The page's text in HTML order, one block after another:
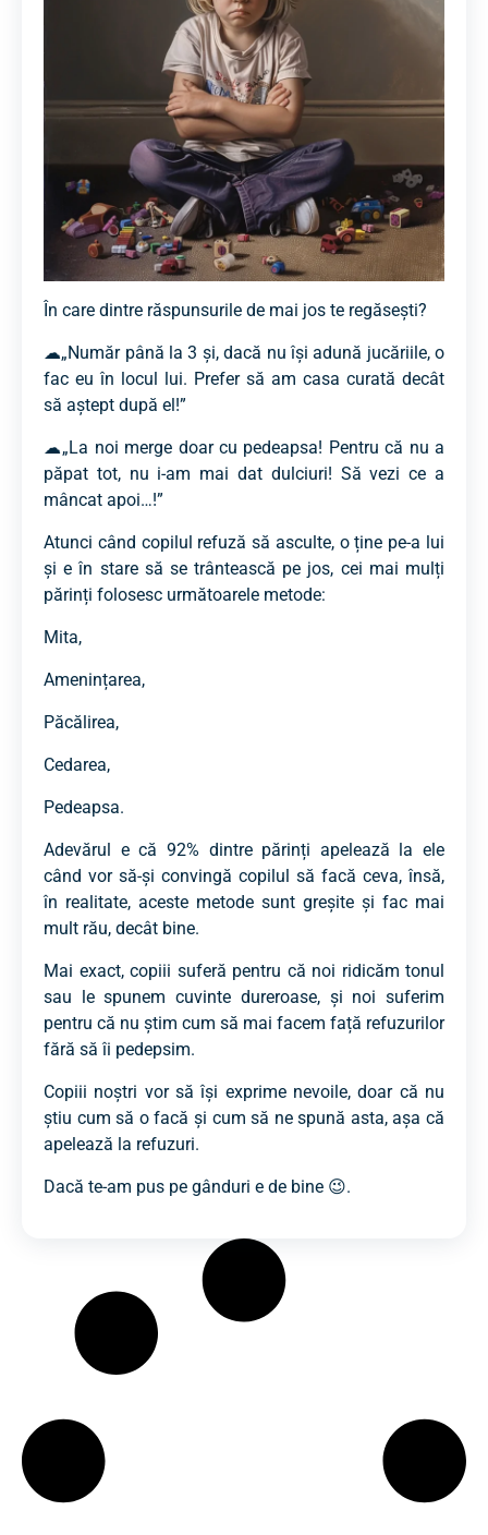
În care dintre răspunsurile de mai jos te regăsești?
☁︎„Număr până la 3 și, dacă nu își adună jucăriile, o
fac eu în locul lui. Prefer să am casa curată decât
să aștept după el!”
☁︎„La noi merge doar cu pedeapsa! Pentru că nu a
păpat tot, nu i-am mai dat dulciuri! Să vezi ce a
mâncat apoi…!”
Atunci când copilul refuză să asculte, o ține pe-a lui
și e în stare să se trântească pe jos, cei mai mulți
părinți folosesc următoarele metode:
Mita,
Amenințarea,
Păcălirea,
Cedarea,
Pedeapsa.
Adevărul e că 92% dintre părinți apelează la ele
când vor să-și convingă copilul să facă ceva, însă,
în realitate, aceste metode sunt greșite și fac mai
mult rău, decât bine.
Mai exact, copiii suferă pentru că noi ridicăm tonul
sau le spunem cuvinte dureroase, și noi suferim
pentru că nu știm cum să mai facem față refuzurilor
fără să îi pedepsim.
Copiii noștri vor să își exprime nevoile, doar că nu
știu cum să o facă și cum să ne spună asta, așa că
apelează la refuzuri.
Dacă te-am pus pe gânduri e de bine 😉.